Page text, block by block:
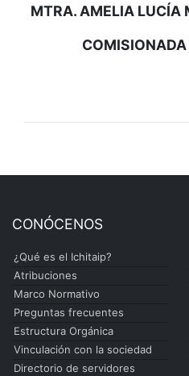
MTRA. AMELIA LUCÍA
COMISIONADA
CONÓCENOS
¿Qué es el Ichitaip?
Atribuciones
Marco Normativo
Preguntas frecuentes
Estructura Orgánica
Vinculación con la sociedad
Directorio de servidores